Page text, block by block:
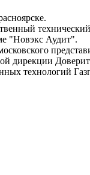
"Новэкс Аудит".
дирекции
технологий